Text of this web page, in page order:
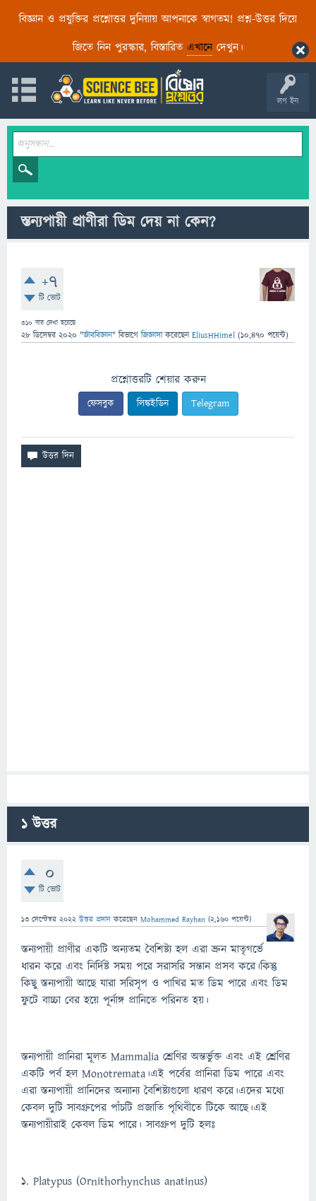
বিজ্ঞান ও প্রযুক্তির প্রশ্নোত্তর দুনিয়ায় আপনাকে স্বাগতম! প্রশ্ন-উত্তর দিয়ে
জিতে নিন পুরস্কার, বিস্তারিত এখানেদেখুন।
লগ ইন
স্তন্যপায়ী প্রাণীরা ডিম দেয় না কেন?
+7
টি ভোট
310 বার দেখা হয়েছে
28 ডিসেম্বর 2020 "জীববিজ্ঞান" বিভাগে জিজ্ঞাসাকরেছেনEliusHHimel (10,470 পয়েন্ট)
প্রশ্নোত্তরটি শেয়ার করুন
ফেসবুক লিঙ্কইডিন Telegram
1উত্তর
0
টি ভোট
13 সেপ্টেম্বর 2022 উত্তর প্রদান করেছেন Mohammed Rayhan (2,160 পয়েন্ট)
স্তন্যপায়ী প্রাণীর একটি অন্যতম বৈশিষ্ট্য হল এরা ভ্রুন মাতৃগর্ভে
ধারন করে এবং নির্দিষ্ট সময় পরে সরাসরি সন্তান প্রসব করে।কিন্তু
কিছু স্তন্যপায়ী আছে যারা সরিসৃপ ও পাখির মত ডিম পারে এবং ডিম
ফুটে বাচ্চা বের হয়ে পূর্নাঙ্গ প্রানিতে পরিনত হয়।
স্তন্যপায়ী প্রানিরা মূলত Mammalia শ্রেণির অন্তর্ভুক্ত এবং এই শ্রেণির
একটি পর্ব হল Monotremata।এই পর্বের প্রানিরা ডিম পারে এবং
এরা স্তন্যপায়ী প্রানিদের অন্যান্য বৈশিষ্ট্যগুলো ধারণ করে।এদের মধ্যে
কেবল দুটি সাবগ্রুপের পাঁচটি প্রজাতি পৃথিবীতে টিকে আছে।এই
স্তন্যপায়ীরাই কেবল ডিম পারে। সাবগ্রুপ দুটি হলঃ
1. Platypus (Ornithorhynchus anatinus)